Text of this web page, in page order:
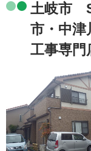
土岐市
市・中津
工事専